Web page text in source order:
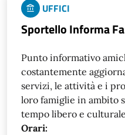
UFFICI
Sportello Informa
Punto informativo
costantemente
servizi, le attività e i
loro famiglie in ambito
tempo libero e
Orari: